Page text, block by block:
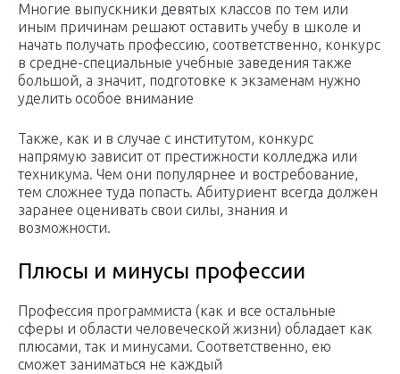
Многие выпускники девятых классов по тем или
иным причинам решают оставить учебу в школе и
начать получать профессию, соответственно, конкурс
в средне-специальные учебные заведения также
большой, а значит, подготовке к экзаменам нужно
уделить особое внимание
Также, как и в случае с институтом, конкурс
напрямую зависит от престижности колледжа или
техникума. Чем они популярнее и востребование,
тем сложнее туда попасть. Абитуриент всегда должен
заранее оценивать свои силы, знания и
возможности.
Плюсы и минусы профессии
Профессия программиста (как и все остальные
сферы и области человеческой жизни) обладает как
плюсами, так и минусами. Соответственно, ею
сможет заниматься не каждый